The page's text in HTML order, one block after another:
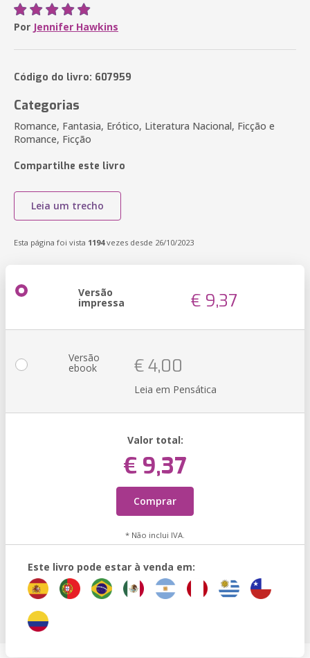
Por Jennifer Hawkins
Código do livro: 607959
Categorias
Romance, Fantasia, Erótico, Literatura Nacional, Ficção e
Romance, Ficção
Compartilhe este livro
Leia um trecho
Esta página foi vista 1194vezes desde 26/10/2023
Versão
impressa € 9,37
Versão
ebook € 4,00
Leia em Pensática
Valor total:
€ 9,37
Comprar
* Não inclui IVA.
Este livro pode estar à venda em: